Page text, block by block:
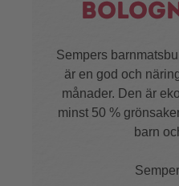
Sempers
är en god och
månader. Den är
minst 50 %
barn